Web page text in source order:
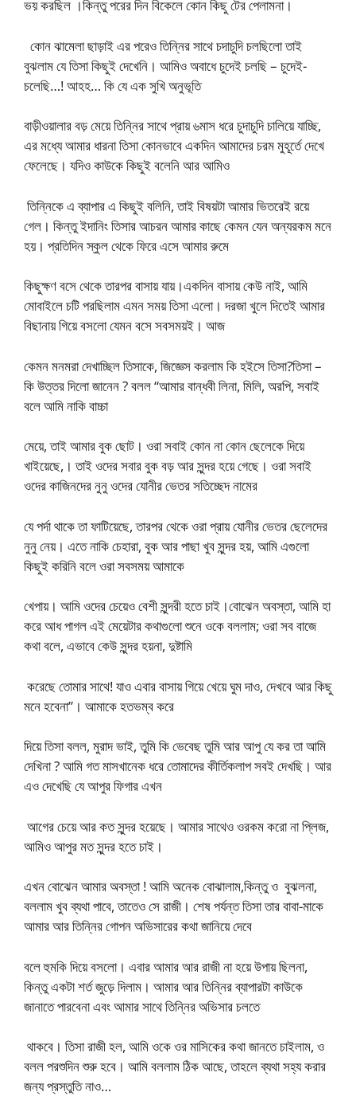
ভয় করছিল ।কিন্তু পরের দিন বিকেলে কোন কিছু টের পেলামনা।
কোন ঝামেলা ছাড়াই এর পরেও তিন্নির সাথে চদাচুদি চলছিলো তাই
বুঝলাম যে তিসা কিছুই দেখেনি। আমিও অবাধে চুদেই চলছি – চুদেই-
চলেছি…! আহহ… কি যে এক সুখি অনুভূতি
বাড়ীওয়ালার বড় মেয়ে তিন্নির সাথে প্রায় ৬মাস ধরে চুদাচুদি চালিয়ে যাচ্ছি,
এর মধ্যে আমার ধারনা তিসা কোনভাবে একদিন আমাদের চরম মুহূর্তে দেখে
ফেলেছে। যদিও কাউকে কিছুই বলেনি আর আমিও
তিন্নিকে এ ব্যাপার এ কিছুই বলিনি, তাই বিষয়টা আমার ভিতরেই রয়ে
গেল। কিন্তু ইদানিং তিসার আচরন আমার কাছে কেমন যেন অন্যরকম মনে
হয়। প্রতিদিন স্কুল থেকে ফিরে এসে আমার রুমে
কিছুক্ষণ বসে থেকে তারপর বাসায় যায়।একদিন বাসায় কেউ নাই, আমি
মোবাইলে চটি পরছিলাম এমন সময় তিসা এলো। দরজা খুলে দিতেই আমার
বিছানায় গিয়ে বসলো যেমন বসে সবসময়ই। আজ
কেমন মনমরা দেখাচ্ছিল তিসাকে, জিজ্ঞেস করলাম কি হইসে তিসা?তিসা –
কি উত্তর দিলো জানেন ? বলল “আমার বান্ধবী লিনা, মিলি, অরপি, সবাই
বলে আমি নাকি বাচ্চা
মেয়ে, তাই আমার বুক ছোট। ওরা সবাই কোন না কোন ছেলেকে দিয়ে
খাইয়েছে,। তাই ওদের সবার বুক বড় আর সুন্দর হয়ে গেছে। ওরা সবাই
ওদের কাজিনদের নুনু ওদের যোনীর ভেতর সতিচ্ছেদ নামের
যে পর্দা থাকে তা ফাটিয়েছে, তারপর থেকে ওরা প্রায় যোনীর ভেতর ছেলেদের
নুনু নেয়। এতে নাকি চেহারা, বুক আর পাছা খুব সুন্দর হয়, আমি এগুলো
কিছুই করিনি বলে ওরা সবসময় আমাকে
খেপায়। আমি ওদের চেয়েও বেশী সুন্দরী হতে চাই।বোঝেন অবস্তা, আমি হা
করে আধ পাগল এই মেয়েটার কথাগুলো শুনে ওকে বললাম; ওরা সব বাজে
কথা বলে, এভাবে কেউ সুন্দর হয়না, দুষ্টামি
করেছে তোমার সাথে! যাও এবার বাসায় গিয়ে খেয়ে ঘুম দাও, দেখবে আর কিছু
মনে হবেনা”। আমাকে হতভম্ব করে
দিয়ে তিসা বলল, মুরাদ ভাই, তুমি কি ভেবেছ তুমি আর আপু যে কর তা আমি
দেখিনা ? আমি গত মাসখানেক ধরে তোমাদের কীর্তিকলাপ সবই দেখছি। আর
এও দেখেছি যে আপুর ফিগার এখন
আগের চেয়ে আর কত সুন্দর হয়েছে। আমার সাথেও ওরকম করো না প্লিজ,
আমিও আপুর মত সুন্দর হতে চাই।
এখন বোঝেন আমার অবস্তা ! আমি অনেক বোঝালাম,কিন্তু ও বুঝলনা,
বললাম খুব ব্যথা পাবে, তাতেও সে রাজী। শেষ পর্যন্ত তিসা তার বাবা-মাকে
আমার আর তিন্নির গোপন অভিসারের কথা জানিয়ে দেবে
বলে হুমকি দিয়ে বসলো। এবার আমার আর রাজী না হয়ে উপায় ছিলনা,
কিন্তু একটা শর্ত জুড়ে দিলাম। আমার আর তিন্নির ব্যাপারটা কাউকে
জানাতে পারবেনা এবং আমার সাথে তিন্নির অভিসার চলতে
থাকবে। তিসা রাজী হল, আমি ওকে ওর মাসিকের কথা জানতে চাইলাম, ও
বলল পরশুদিন শুরু হবে। আমি বললাম ঠিক আছে, তাহলে ব্যথা সহ্য করার
জন্য প্রস্তুতি নাও…